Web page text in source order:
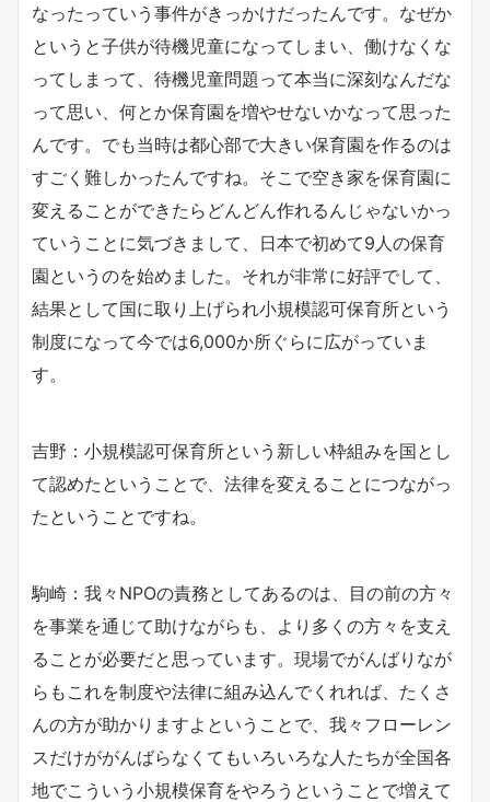
なったっていう事件がきっかけだったんです。なぜか
というと子供が待機児童になってしまい、働けなくな
ってしまって、待機児童問題って本当に深刻なんだな
って思い、何とか保育園を増やせないかなって思った
んです。でも当時は都心部で大きい保育園を作るのは
すごく難しかったんですね。そこで空き家を保育園に
変えることができたらどんどん作れるんじゃないかっ
ていうことに気づきまして、日本で初めて9人の保育
園というのを始めました。それが非常に好評でして、
結果として国に取り上げられ小規模認可保育所という
制度になって今では6,000か所ぐらに広がっていま
す。
吉野：小規模認可保育所という新しい枠組みを国とし
て認めたということで、法律を変えることにつながっ
たということですね。
駒崎：我々NPOの責務としてあるのは、目の前の方々
を事業を通じて助けながらも、より多くの方々を支え
ることが必要だと思っています。現場でがんばりなが
らもこれを制度や法律に組み込んでくれれば、たくさ
んの方が助かりますよということで、我々フローレン
スだけががんばらなくてもいろいろな人たちが全国各
地でこういう小規模保育をやろうということで増えて